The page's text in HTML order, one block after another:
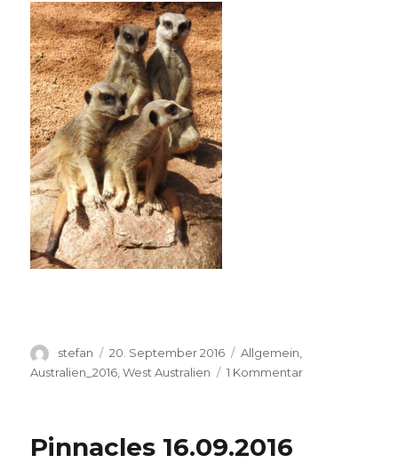
Autor
stefan
Veröffentlicht
am
20. September 2016 Kategorien
Allgemein,
Australien_2016 ,West Australien 1 Kommentarzu
Pinnacles 16.09.2016